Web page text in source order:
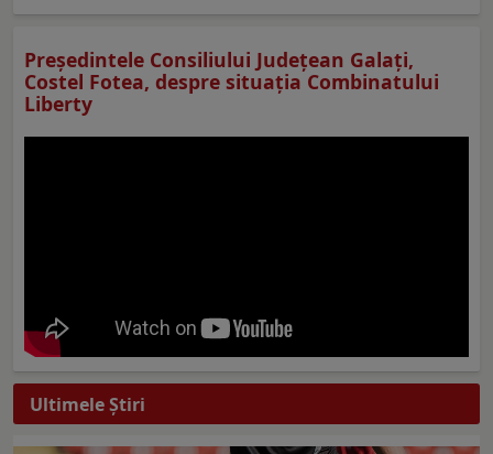
Preşedintele Consiliului Judeţean Galaţi,
Costel Fotea, despre situaţia Combinatului
Liberty
Ultimele Ştiri